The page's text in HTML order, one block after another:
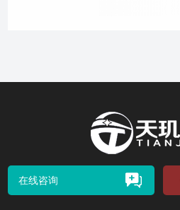
在线咨询